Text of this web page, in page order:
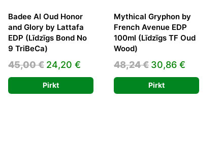
€.
Badee Al Oud Honor
and Glory by Lattafa
EDP (Līdzīgs Bond No
9 TriBeCa)
45,00€ Original
price
was:
24,20 €Current
price
is:
Pirkt
Mythical Gryphon by
French Avenue EDP
100ml (Līdzīgs TF Oud
Wood)
48,24€ Original
price
was:
30,86 €Current
price
is:
Pirkt